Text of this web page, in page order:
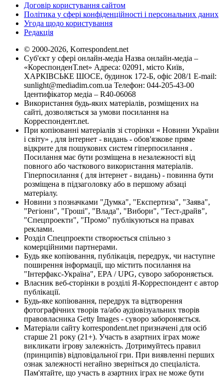
Договір користування сайтом
Політика у сфері конфіденційності і персональних даних
Угода щодо користування
Редакція
© 2000-2026, Korrespondent.net
Суб'єкт у сфері онлайн-медіа Назва онлайн-медіа –
«КореспонденТ.net» Адреса: 02091, місто Київ,
ХАРКІВСЬКЕ ШОСЕ, будинок 172-Б, офіс 208/1 E-mail:
sunlight@mediadim.com.ua Телефон: 044-205-43-00
Ідентифікатор медіа – R40-06068
Використання будь-яких матеріалів, розміщених на
сайті, дозволяється за умови посилання на
Корреспондент.net.
При копіюванні матеріалів зі сторінки « Новини України
і світу» , для інтернет - видань - обов'язкове пряме
відкрите для пошукових систем гіперпосилання .
Посилання має бути розміщена в незалежності від
повного або часткового використання матеріалів.
Гіперпосилання ( для інтернет - видань) - повинна бути
розміщена в підзаголовку або в першому абзаці
матеріалу.
Новини з позначками "Думка", "Експертиза", "Заява",
"Регіони", "Гроші", "Влада", "Вибори", "Тест-драйв",
"Спецпроекти", "Промо" публікуються на правах
реклами.
Розділ Спецпроекти створюється спільно з
комерційними партнерами.
Будь яке копіювання, публікація, передрук, чи наступне
поширення інформації, що містить посилання на
"Інтерфакс-Україна", EPA / UPG, суворо забороняється.
Власник веб-сторінки в розділі Я-Корреспондент є автор
публікації.
Будь-яке копіювання, передрук та відтворення
фотографічних творів та/або аудіовізуальних творів
правовласника Getty Images - суворо забороняється.
Матеріали сайту korrespondent.net призначені для осіб
старше 21 року (21+). Участь в азартних іграх може
викликати ігрову залежність. Дотримуйтесь правил
(принципів) відповідальної гри. При виявленні перших
ознак залежності негайно зверніться до спеціаліста.
Пам'ятайте, що участь в азартних іграх не може бути